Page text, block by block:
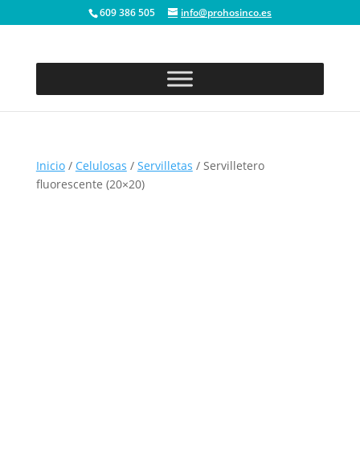
609 386 505 info@prohosinco.es
Inicio/ Celulosas / Servilletas / Servilletero
fluorescente (20×20)